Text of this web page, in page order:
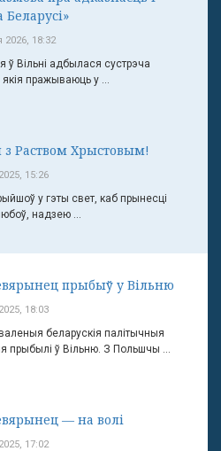
2026, 18:32
ў Вільні адбылася сустрэча
пражываюць у ...
Раством Хрыстовым!
15:26
у гэты свет, каб прынесці
надзею ...
прыбыў у Вільню
18:03
беларускія палітычныя
прыбылі ў Вільню. З Польшчы ...
— на волі
17:02